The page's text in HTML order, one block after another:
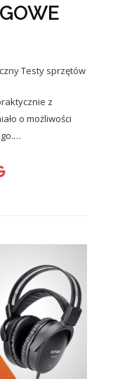
Testy sprzętów
z
o możliwości